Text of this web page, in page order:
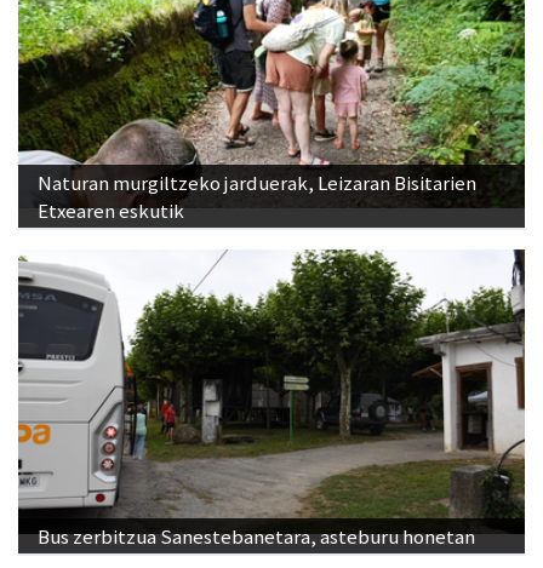
Naturan murgiltzeko jarduerak, Leizaran Bisitarien
Etxearen eskutik
Bus zerbitzua Sanestebanetara, asteburu honetan